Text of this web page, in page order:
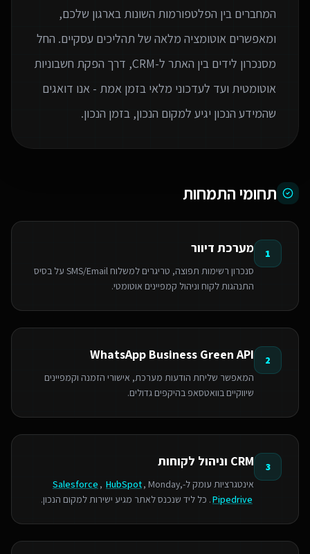
המחברים בין הפלטפורמות השונות בארגון שלכם,
ומאפשרים אוטומציה מלאה של תהליכים עסקיים. החל
מסנכרון לידים בין האתר ל-CRM, דרך הפקת חשבוניות
אוטומטית ועד לעדכוני מלאי בזמן אמת - אנו דואגים
שהמידע הנכון יגיע למקום הנכון, בזמן הנכון.
תחומי התמחות
1 מערכת דיוור
סנכרון רשימות תפוצה, טריגרים למשלוח SMS/Email על בסיס
התנהגות לקוח וניהול קמפיינים אוטומטי.
2
WhatsApp Business Green API
המאפשר שליחת הודעות מערכת, אישורי הזמנה וקמפיינים
שיווקיים בוואטסאפ בהיקפים גדולים.
3 CRM וניהול לקוחות
אינטגרציות עומק ל- Salesforce , HubSpot, Monday,
Pipedrive. כל ליד שנכנס לאתר מגיע ישירות למקום הנכון.